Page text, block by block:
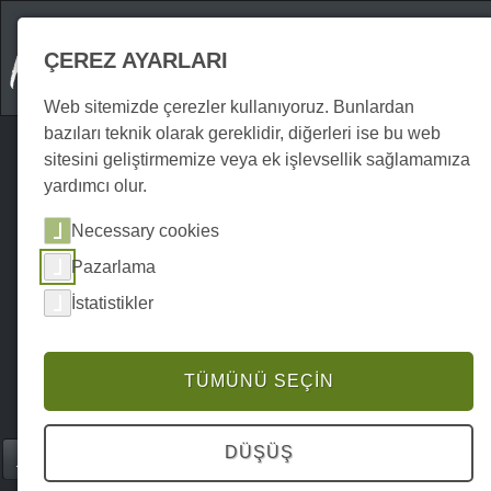
Restoranlar
ÇEREZ AYARLARI
Web sitemizde çerezler kullanıyoruz. Bunlardan
bazıları teknik olarak gereklidir, diğerleri ise bu web
sitesini geliştirmemize veya ek işlevsellik sağlamamıza
yardımcı olur.
Necessary cookies
Pazarlama
İstatistikler
TÜMÜNÜ SEÇIN
DÜŞÜŞ